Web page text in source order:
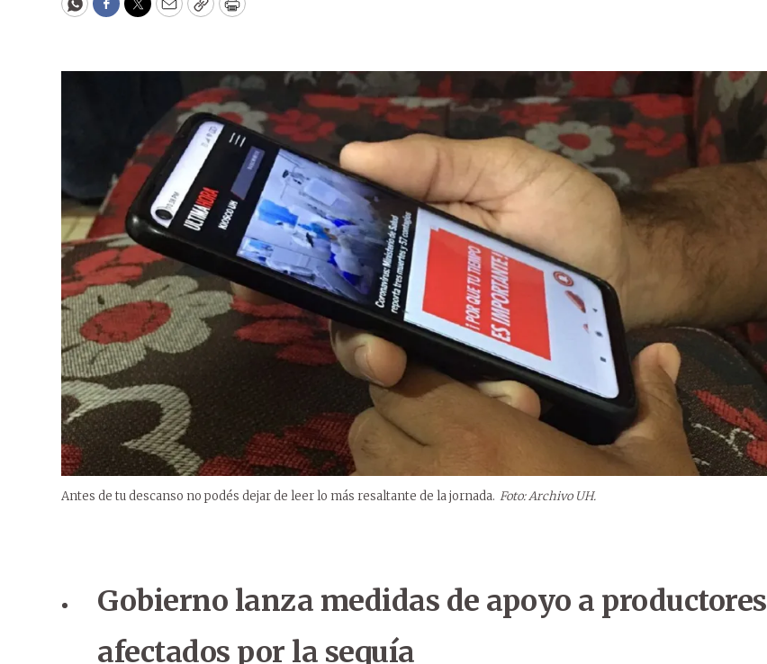
WhatsApp
Facebook
Twitter
EmailCopyPrint
Antes de tu descanso no podés dejar de leer lo más resaltante de la jornada. Foto: Archivo UH.
Gobierno lanza medidas de apoyo a productores
afectados por la sequía